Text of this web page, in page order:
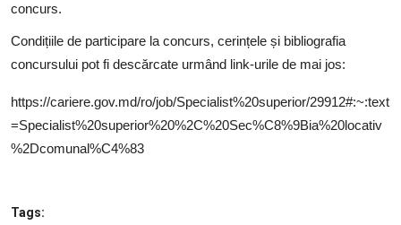
concurs.
Condițiile de participare la concurs, cerințele și bibliografia
concursului pot fi descărcate urmând link-urile de mai jos:
https://cariere.gov.md/ro/job/Specialist%20superior/29912#:~:text
=Specialist%20superior%20%2C%20Sec%C8%9Bia%20locativ
%2Dcomunal%C4%83
Tags: